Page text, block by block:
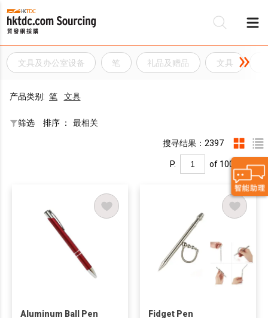
文具及办公室设备 笔 礼品及赠品 文具
产品类别: 笔 文具
筛选 排序 ： 最相关
搜寻结果：2397
P. of 100
Aluminum Ball Pen Fidget Pen